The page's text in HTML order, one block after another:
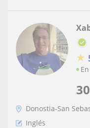
30
★
Donostia-San
Inglés